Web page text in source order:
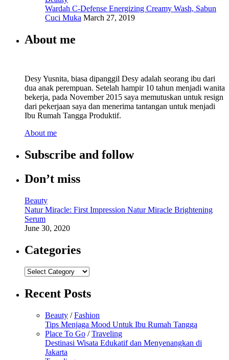
Wardah C-Defense Energizing Creamy Wash, Sabun
Cuci Muka March 27, 2019
About me
Desy Yusnita, biasa dipanggil Desy adalah seorang ibu dari
dua anak perempuan. Setelah hampir 10 tahun menjadi wanita
bekerja, pada November 2015 saya memutuskan untuk resign
dari pekerjaan saya dan menerima tantangan untuk menjadi
Ibu Rumah Tangga Produktif.
About me
Subscribe and follow
Don’t miss
Beauty
Natur Miracle: First Impression Natur Miracle Brightening
Serum
June 30, 2020
Categories
Categories
Recent Posts
Beauty /Fashion
Tips Menjaga Mood Untuk Ibu Rumah Tangga
Place To Go /Traveling
Destinasi Wisata Edukatif dan Menyenangkan di
Jakarta